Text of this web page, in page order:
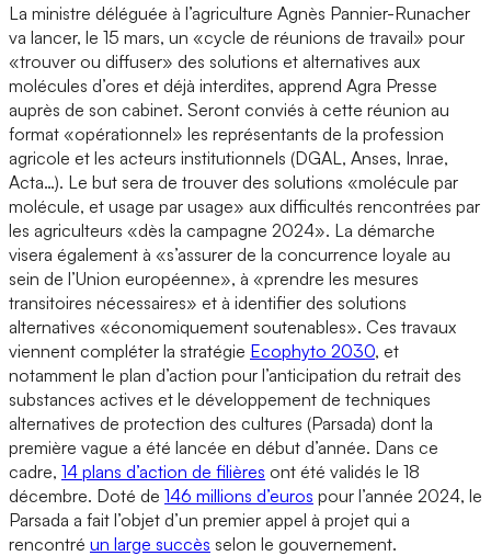
La ministre déléguée à l’agriculture Agnès Pannier-Runacher
va lancer, le 15 mars, un «cycle de réunions de travail» pour
«trouver ou diffuser» des solutions et alternatives aux
molécules d’ores et déjà interdites, apprend Agra Presse
auprès de son cabinet. Seront conviés à cette réunion au
format «opérationnel» les représentants de la profession
agricole et les acteurs institutionnels (DGAL, Anses, Inrae,
Acta…). Le but sera de trouver des solutions «molécule par
molécule, et usage par usage» aux difficultés rencontrées par
les agriculteurs «dès la campagne 2024». La démarche
visera également à «s’assurer de la concurrence loyale au
sein de l’Union européenne», à «prendre les mesures
transitoires nécessaires» et à identifier des solutions
alternatives «économiquement soutenables». Ces travaux
viennent compléter la stratégie Ecophyto 2030, et
notamment le plan d’action pour l’anticipation du retrait des
substances actives et le développement de techniques
alternatives de protection des cultures (Parsada) dont la
première vague a été lancée en début d’année. Dans ce
cadre, 14 plans d’action de filières ont été validés le 18
décembre. Doté de 146 millions d’euros pour l’année 2024, le
Parsada a fait l’objet d’un premier appel à projet qui a
rencontré un large succès selon le gouvernement.